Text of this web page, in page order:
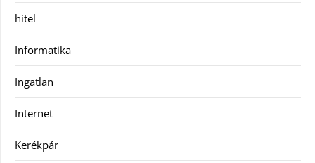
hitel
Informatika
Ingatlan
Internet
Kerékpár